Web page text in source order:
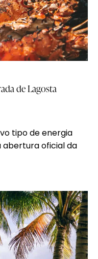
de Lagosta
tipo de energia
abertura oficial da